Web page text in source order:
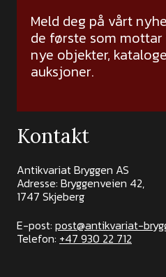
Meld deg på vårt
de første som
nye objekter,
auksjoner.
Kontakt
Antikvariat Bryggen AS
Adresse: Bryggenveien 42,
1747 Skjeberg
E-post: post@antikvariat-
Telefon: +47 930 22 712